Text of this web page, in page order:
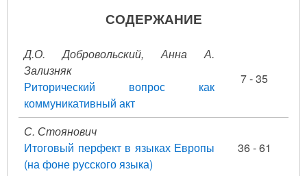
СОДЕРЖАНИЕ
Д.О. Добровольский, Анна А.
Зализняк
Риторический вопрос как
коммуникативный акт
7 - 35
С. Стоянович
Итоговый перфект в языках Европы
(на фоне русского языка)
36 - 61